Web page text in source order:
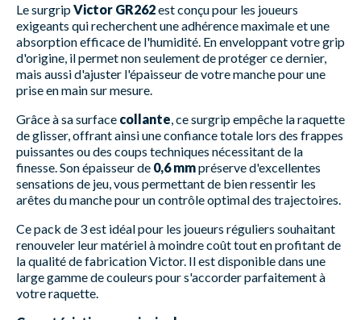
Le surgripVictor GR262est conçu pour les joueurs
exigeants qui recherchent une adhérence maximale et une
absorption efficace de l'humidité. En enveloppant votre grip
d'origine, il permet non seulement de protéger ce dernier,
mais aussi d'ajuster l'épaisseur de votre manche pour une
prise en main sur mesure.
Grâce à sa surface collante , ce surgrip empêche la raquette
de glisser, offrant ainsi une confiance totale lors des frappes
puissantes ou des coups techniques nécessitant de la
finesse. Son épaisseur de 0,6 mmpréserve d'excellentes
sensations de jeu, vous permettant de bien ressentir les
arêtes du manche pour un contrôle optimal des trajectoires.
Ce pack de 3 est idéal pour les joueurs réguliers souhaitant
renouveler leur matériel à moindre coût tout en profitant de
la qualité de fabrication Victor. Il est disponible dans une
large gamme de couleurs pour s'accorder parfaitement à
votre raquette.